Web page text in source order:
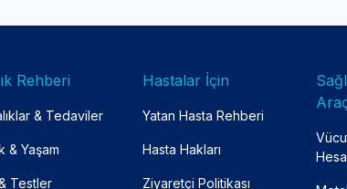
Rehberi
& Tedaviler
& Yaşam
Testler
Hastalar İçin
Yatan Hasta Rehberi
Hasta Hakları
Ziyaretçi Politikası